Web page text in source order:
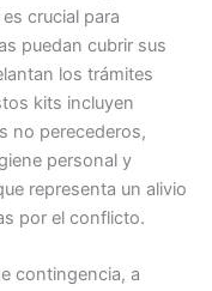
crucial para
puedan cubrir sus
los trámites
kits incluyen
no perecederos,
personal y
representa un alivio
por el conflicto.
contingencia, a